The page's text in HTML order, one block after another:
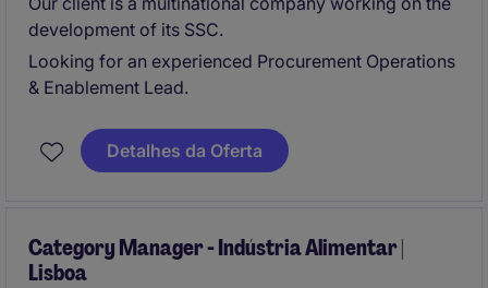
development of its SSC.
Looking for an experienced Procurement Operations
& Enablement Lead.
Detalhes da Oferta
Category Manager - Indústria Alimentar |
Lisboa